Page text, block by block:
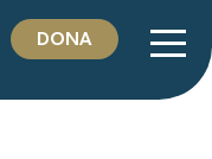
DONA